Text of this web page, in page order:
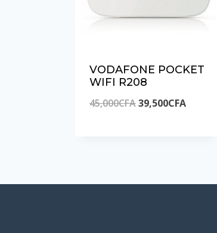
VODAFONE POCKET
WIFI R208
45,000CFALe
39,500CFALe